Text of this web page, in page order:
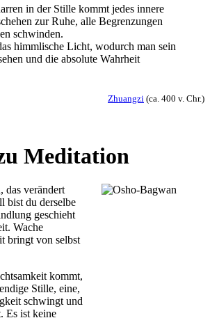
in der Stille kommt jedes innere
zur Ruhe, alle Begrenzungen
schwinden.
himmlische Licht, wodurch man sein
und die absolute Wahrheit
Zhuangzi (ca. 400 v. Chr.)
Meditation
das verändert
bist du derselbe
geschieht
Wache
bringt von selbst
kommt,
Stille, eine,
schwingt und
Es ist keine